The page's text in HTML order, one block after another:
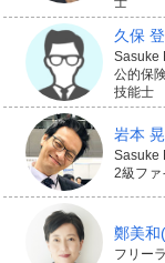
自転車の
トに備え
このように、自
ーする自転車保
ンによって異な
久保
Sasuke
公的保
技能士
岩本
Sasuke
2級ファ
鄭美和
フリー